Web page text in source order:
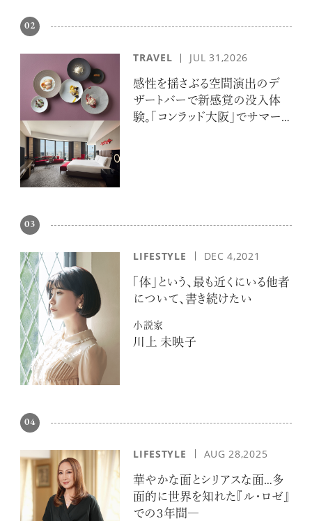
02
TRAVEL JUL 31,2026
感性を揺さぶる空間演出のデ
ザートバーで新感覚の没入体
験。「コンラッド大阪」でサマー
03
LIFESTYLE DEC 4,2021
「体」という、最も近くにいる他者
について、書き続けたい
小説家
川上 未映子
04
LIFESTYLE AUG 28,2025
華やかな面とシリアスな面…多
面的に世界を知れた『ル・ロゼ』
での３年間―